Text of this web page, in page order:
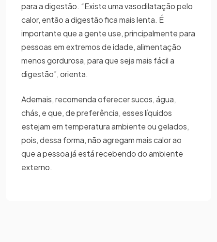
para a digestão. “Existe uma vasodilatação pelo
calor, então a digestão fica mais lenta. É
importante que a gente use, principalmente para
pessoas em extremos de idade, alimentação
menos gordurosa, para que seja mais fácil a
digestão”, orienta.
Ademais, recomenda oferecer sucos, água,
chás, e que, de preferência, esses líquidos
estejam em temperatura ambiente ou gelados,
pois, dessa forma, não agregam mais calor ao
que a pessoa já está recebendo do ambiente
externo.